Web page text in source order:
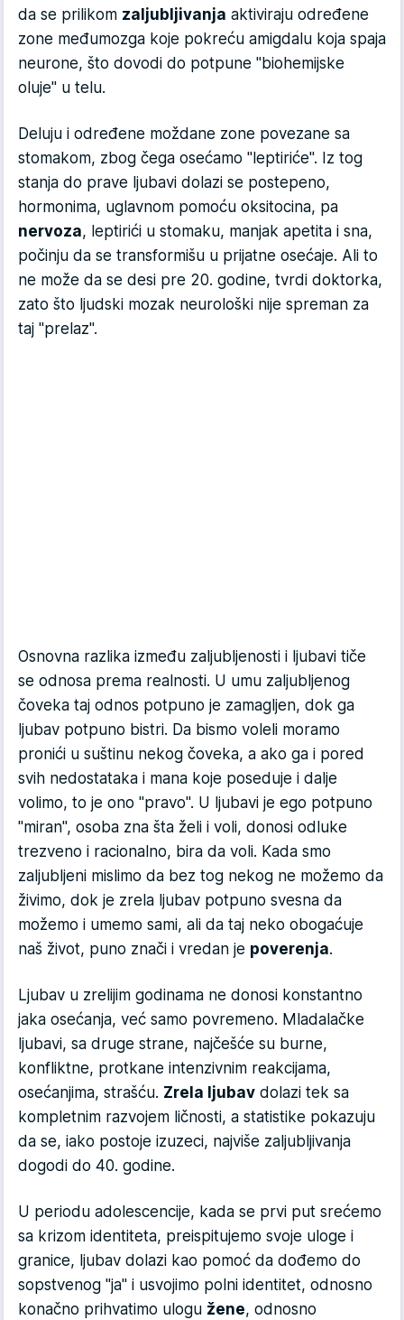
da se prilikom zaljubljivanja aktiviraju određene
zone međumozga koje pokreću amigdalu koja spaja
neurone, što dovodi do potpune "biohemijske
oluje" u telu.
Deluju i određene moždane zone povezane sa
stomakom, zbog čega osećamo "leptiriće". Iz tog
stanja do prave ljubavi dolazi se postepeno,
hormonima, uglavnom pomoću oksitocina, pa
nervoza, leptirići u stomaku, manjak apetita i sna,
počinju da se transformišu u prijatne osećaje. Ali to
ne može da se desi pre 20. godine, tvrdi doktorka,
zato što ljudski mozak neurološki nije spreman za
taj "prelaz".
Osnovna razlika između zaljubljenosti i ljubavi tiče
se odnosa prema realnosti. U umu zaljubljenog
čoveka taj odnos potpuno je zamagljen, dok ga
ljubav potpuno bistri. Da bismo voleli moramo
pronići u suštinu nekog čoveka, a ako ga i pored
svih nedostataka i mana koje poseduje i dalje
volimo, to je ono "pravo". U ljubavi je ego potpuno
"miran", osoba zna šta želi i voli, donosi odluke
trezveno i racionalno, bira da voli. Kada smo
zaljubljeni mislimo da bez tog nekog ne možemo da
živimo, dok je zrela ljubav potpuno svesna da
možemo i umemo sami, ali da taj neko obogaćuje
naš život, puno znači i vredan je poverenja.
Ljubav u zrelijim godinama ne donosi konstantno
jaka osećanja, već samo povremeno. Mladalačke
ljubavi, sa druge strane, najčešće su burne,
konfliktne, protkane intenzivnim reakcijama,
osećanjima, strašću. Zrela ljubav dolazi tek sa
kompletnim razvojem ličnosti, a statistike pokazuju
da se, iako postoje izuzeci, najviše zaljubljivanja
dogodi do 40. godine.
U periodu adolescencije, kada se prvi put srećemo
sa krizom identiteta, preispitujemo svoje uloge i
granice, ljubav dolazi kao pomoć da dođemo do
sopstvenog "ja" i usvojimo polni identitet, odnosno
konačno prihvatimo ulogu žene, odnosno